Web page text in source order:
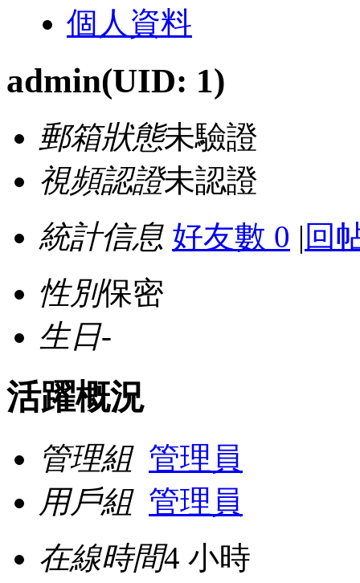
個人資料
admin(UID: 1)
郵箱狀態未驗證
視頻認證未認證
統計信息 好友數 0 | 回
性別保密
生日-
活躍概況
管理組 管理員
用戶組 管理員
在線時間4 小時